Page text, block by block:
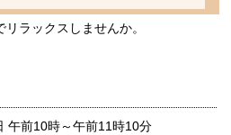
ラックスしませんか。
午前10時～午前11時10分